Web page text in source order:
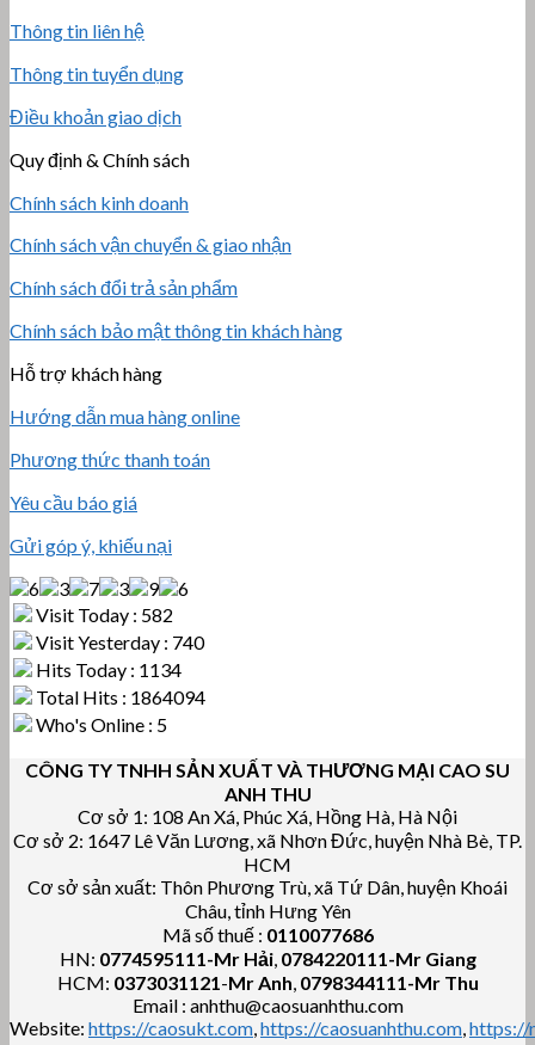
Thông tin liên hệ
Thông tin tuyển dụng
Điều khoản giao dịch
Quy định & Chính sách
Chính sách kinh doanh
Chính sách vận chuyển & giao nhận
Chính sách đổi trả sản phẩm
Chính sách bảo mật thông tin khách hàng
Hỗ trợ khách hàng
Hướng dẫn mua hàng online
Phương thức thanh toán
Yêu cầu báo giá
Gửi góp ý, khiếu nại
Visit Today : 582
Visit Yesterday : 740
Hits Today : 1134
Total Hits : 1864094
Who's Online : 5
CÔNG TY TNHH SẢN XUẤT VÀ THƯƠNG MẠI CAO SU
ANH THU
Cơ sở 1: 108 An Xá, Phúc Xá, Hồng Hà, Hà Nội
Cơ sở 2: 1647 Lê Văn Lương, xã Nhơn Đức, huyện Nhà Bè, TP.
HCM
Cơ sở sản xuất: Thôn Phương Trù, xã Tứ Dân, huyện Khoái
Châu, tỉnh Hưng Yên
Mã số thuế : 0110077686
HN: 0774595111 -Mr Hải, 0784220111-Mr Giang
HCM: 0373031121 -Mr Anh 0798344111-Mr Thu
Email : anhthu@caosuanhthu.com
Website: https://caosukt.com https://caosuanhthu.com https://